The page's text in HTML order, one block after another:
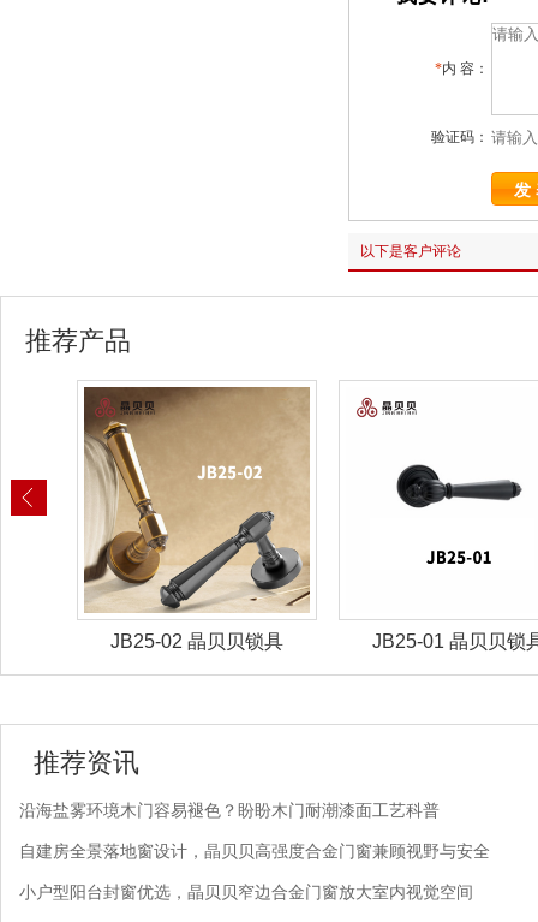
*内 容：
验证码：
以下是客户评论
推荐产品
JB25-02 晶贝贝锁具 JB25-01 晶贝贝锁
推荐资讯
沿海盐雾环境木门容易褪色？盼盼木门耐潮漆面工艺科普
自建房全景落地窗设计，晶贝贝高强度合金门窗兼顾视野与安全
小户型阳台封窗优选，晶贝贝窄边合金门窗放大室内视觉空间